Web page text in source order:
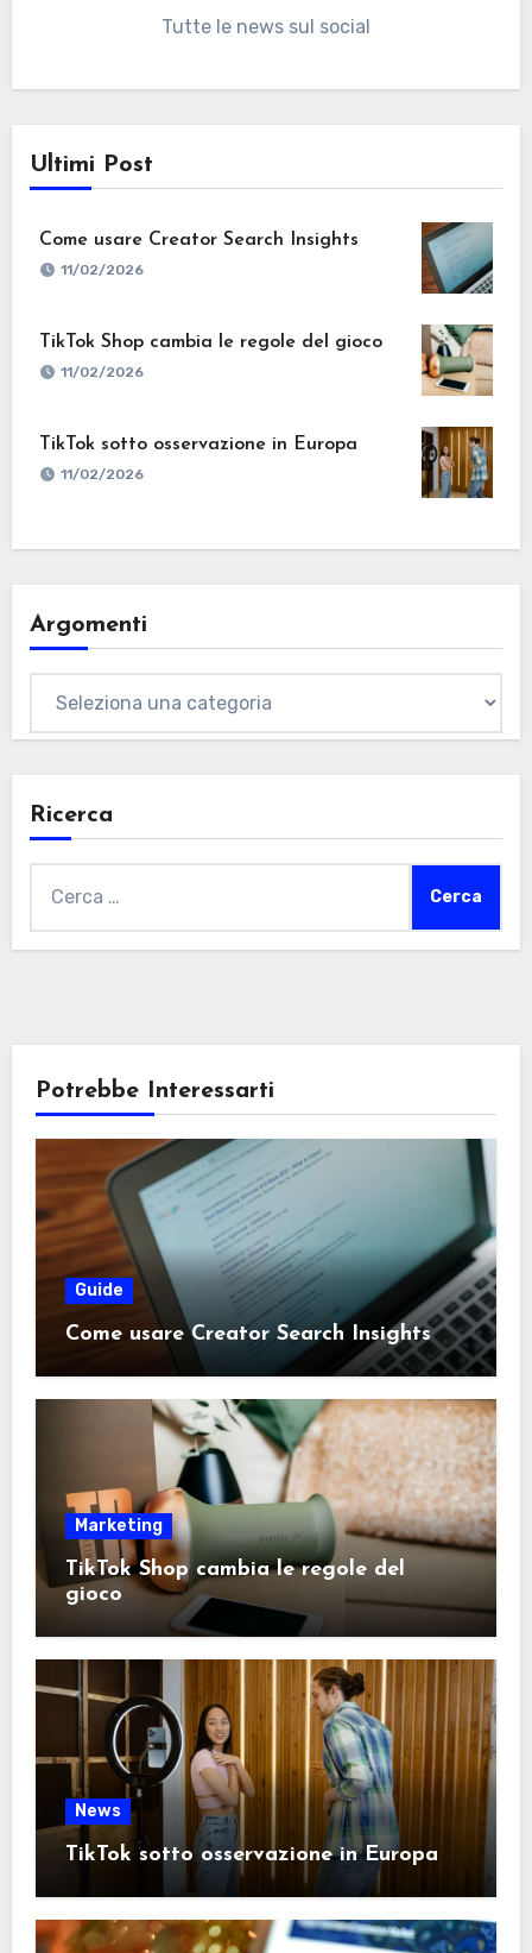
Tutte le news sul social
Ultimi Post
Come usare Creator Search Insights
11/02/2026
TikTok Shop cambia le regole del gioco
11/02/2026
TikTok sotto osservazione in Europa
11/02/2026
Argomenti
Ricerca
per:
Potrebbe Interessarti
Guide
Come usare Creator Search Insights
Marketing
TikTok Shop cambia le regole del
gioco
News
TikTok sotto osservazione in Europa